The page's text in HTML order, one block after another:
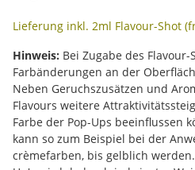
Lieferung inkl. 2ml Flavour-Shot
Hinweis: Bei Zugabe des
Farbänderungen an der
Neben Geruchszusätzen und
Flavours weitere
Farbe der Pop-Ups beeinflussen
kann so zum Beispiel bei der
crèmefarben, bis gelblich